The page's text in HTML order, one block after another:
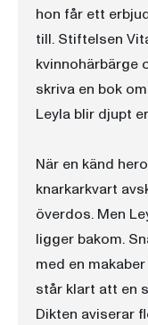
hon får ett
till. Stiftelsen
kvinnohärbärge
skriva en bok
Leyla blir djupt
När en känd
knarkarkvart
överdos. Men
ligger bakom.
med en
står klart att en
Dikten aviserar